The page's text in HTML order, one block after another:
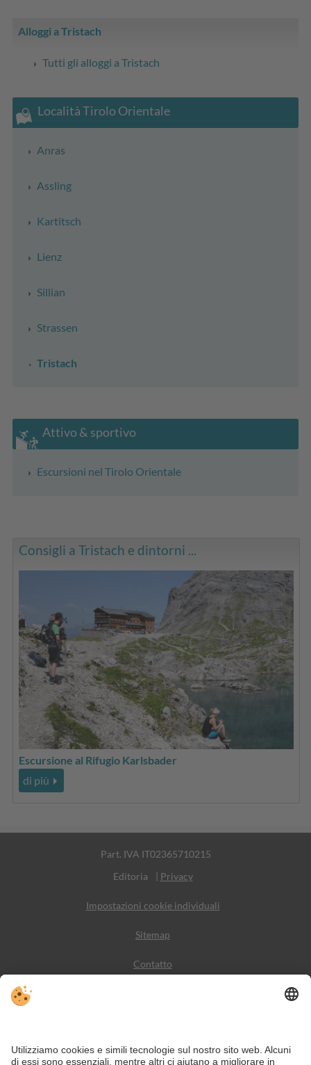
Alloggi a Tristach
Tutti gli alloggi a Tristach
Località Tirolo Orientale
Anras
Assling
Kartitsch
Lienz
Sillian
Strassen
Tristach
Attivo & sportivo
Escursioni nel Tirolo Orientale
Consigli a Tristach e dintorni ...
Escursione al Rifugio Karlsbader
di più
Part. IVA IT02365710215
Editoria
| Privacy
Impostazioni cookie individuali
Sitemap
Contatto